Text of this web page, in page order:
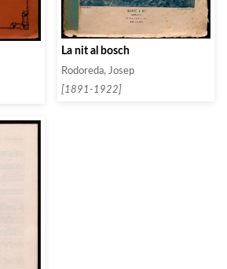
La nit al bosch
Rodoreda, Josep
[1891-1922]